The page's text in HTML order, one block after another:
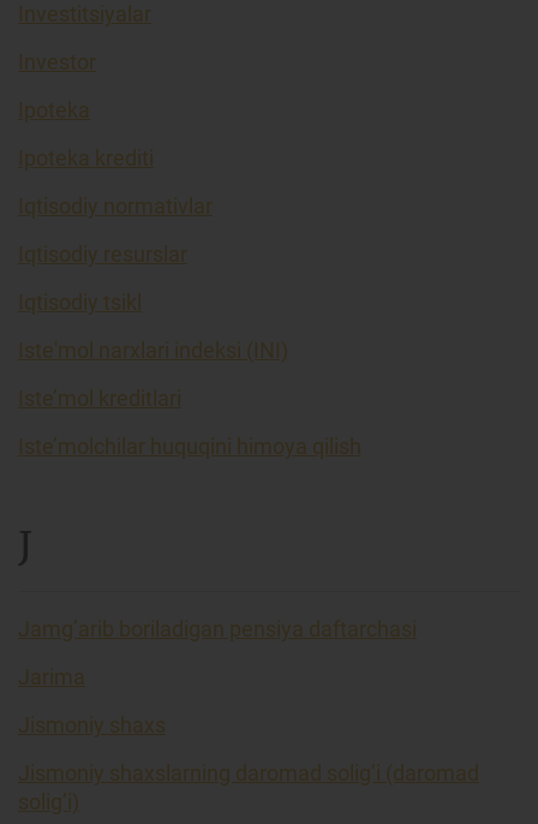
Investitsiyalar
Investor
Ipoteka
Ipoteka krediti
Iqtisodiy normativlar
Iqtisodiy resurslar
Iqtisodiy tsikl
Iste'mol narxlari indeksi (INI)
Iste’mol kreditlari
Iste’molchilar huquqini himoya qilish
J
Jamg’arib boriladigan pensiya daftarchasi
Jarima
Jismoniy shaxs
Jismoniy shaxslarning daromad solig’i (daromad
solig’i)